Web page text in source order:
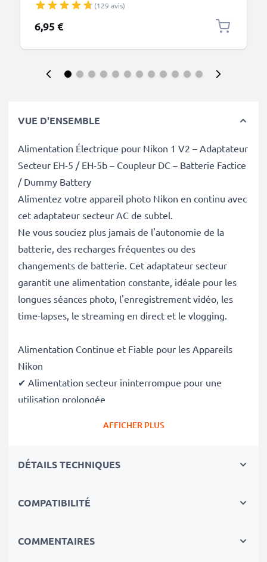
D3000 D90 / Coolpix A P7800 - Déclencheur à
Distance sans fil pour Caméras Photo
(129 avis)
6,95 €
VUE D'ENSEMBLE
Alimentation Électrique pour Nikon 1 V2 – Adaptateur
Secteur EH-5 / EH-5b – Coupleur DC – Batterie Factice
/ Dummy Battery
Alimentez votre appareil photo Nikon en continu avec
cet adaptateur secteur AC de subtel.
Ne vous souciez plus jamais de l'autonomie de la
batterie, des recharges fréquentes ou des
changements de batterie. Cet adaptateur secteur
garantit une alimentation constante, idéale pour les
longues séances photo, l'enregistrement vidéo, les
time-lapses, le streaming en direct et le vlogging.
Alimentation Continue et Fiable pour les Appareils
Nikon
✔ Alimentation secteur ininterrompue pour une
utilisation prolongée
✔ Compatible avec la charge DC
vidéo, vlogging, portrait et photographie de produits
AFFICHER PLUS
DÉTAILS TECHNIQUES
COMPATIBILITÉ
COMMENTAIRES